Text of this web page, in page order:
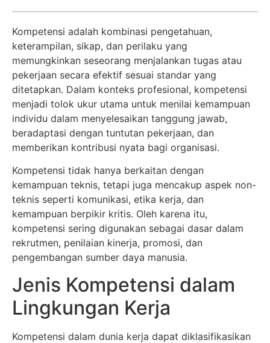
Kompetensi adalah kombinasi pengetahuan,
keterampilan, sikap, dan perilaku yang
memungkinkan seseorang menjalankan tugas atau
pekerjaan secara efektif sesuai standar yang
ditetapkan. Dalam konteks profesional, kompetensi
menjadi tolok ukur utama untuk menilai kemampuan
individu dalam menyelesaikan tanggung jawab,
beradaptasi dengan tuntutan pekerjaan, dan
memberikan kontribusi nyata bagi organisasi.
Kompetensi tidak hanya berkaitan dengan
kemampuan teknis, tetapi juga mencakup aspek non-
teknis seperti komunikasi, etika kerja, dan
kemampuan berpikir kritis. Oleh karena itu,
kompetensi sering digunakan sebagai dasar dalam
rekrutmen, penilaian kinerja, promosi, dan
pengembangan sumber daya manusia.
Jenis Kompetensi dalam
Lingkungan Kerja
Kompetensi dalam dunia kerja dapat diklasifikasikan